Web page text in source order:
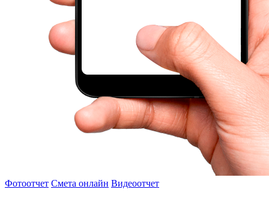
Фотоотчет Смета онлайн Видеоотчет